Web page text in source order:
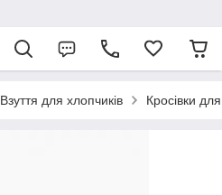
Взуття для хлопчиків Кросівки